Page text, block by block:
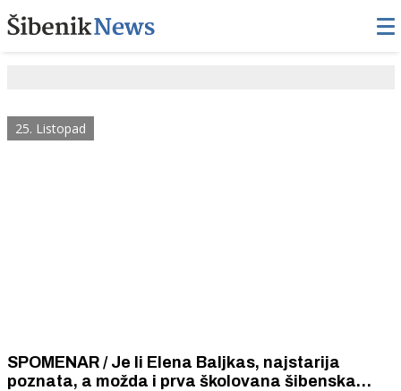
25. Listopad
SPOMENAR / Je li Elena Baljkas, najstarija
poznata, a možda i prva školovana šibenska